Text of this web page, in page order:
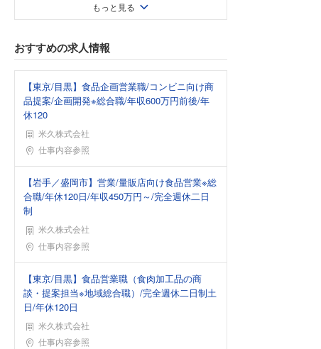
もっと見る
おすすめの求人情報
【東京/目黒】食品企画営業職/コンビニ向け商
品提案/企画開発※総合職/年収600万円前後/年
休120
米久株式会社
勤務地仕事内容参照
【岩手／盛岡市】営業/量販店向け食品営業※総
合職/年休120日/年収450万円～/完全週休二日
制
米久株式会社
勤務地仕事内容参照
【東京/目黒】食品営業職（食肉加工品の商
談・提案担当※地域総合職）/完全週休二日制土
日/年休120日
米久株式会社
勤務地仕事内容参照